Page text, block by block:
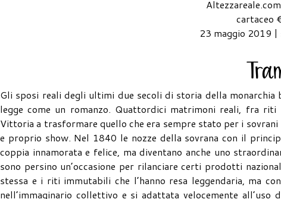
cartaceo
23 maggio 2019 |
Gli sposi reali degli ultimi due secoli di storia della
legge come un romanzo. Quattordici matrimoni reali, fra
Vittoria a trasformare quello che era sempre stato per i
e proprio show. Nel 1840 le nozze della sovrana con il
coppia innamorata e felice, ma diventano anche uno
sono persino un’occasione per rilanciare certi prodotti
stessa e i riti immutabili che l’hanno resa leggendaria, ma
nell’immaginario collettivo e si adattata velocemente